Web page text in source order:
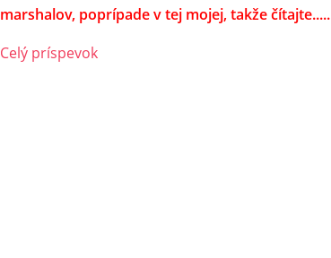
marshalov, poprípade v tej mojej, takže čítajte.....
Celý príspevok